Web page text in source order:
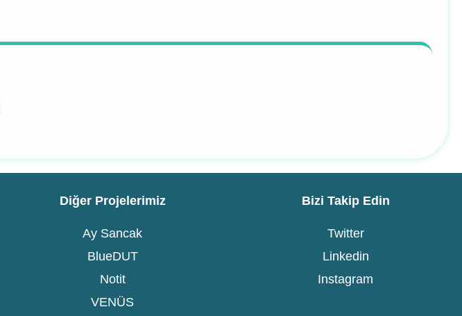
Diğer Projelerimiz
Ay Sancak
BlueDUT
Notit
VENÜS
Bizi Takip Edin
Twitter
Linkedin
Instagram